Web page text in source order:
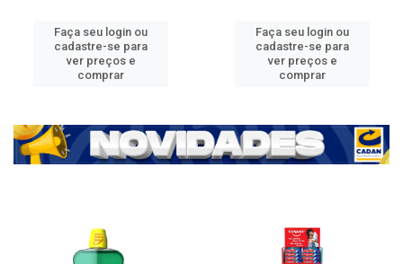
Faça seu login ou
cadastre-se para
ver preços e
comprar
Faça seu login ou
cadastre-se para
ver preços e
comprar